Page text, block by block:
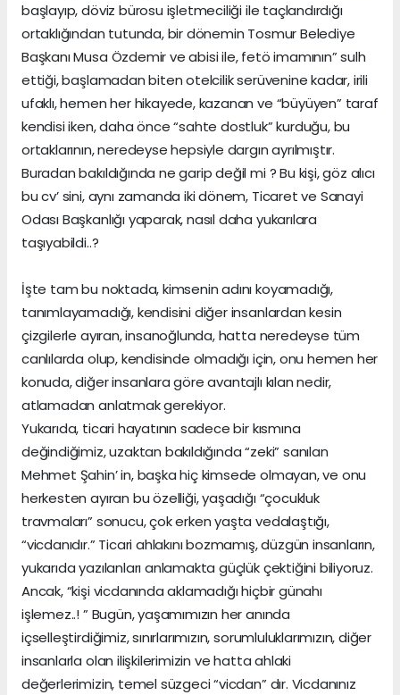
başlayıp, döviz bürosu işletmeciliği ile taçlandırdığı
ortaklığından tutunda, bir dönemin Tosmur Belediye
Başkanı Musa Özdemir ve abisi ile, fetö imamının” sulh
ettiği, başlamadan biten otelcilik serüvenine kadar, irili
ufaklı, hemen her hikayede, kazanan ve “büyüyen” taraf
kendisi iken, daha önce “sahte dostluk” kurduğu, bu
ortaklarının, neredeyse hepsiyle dargın ayrılmıştır.
Buradan bakıldığında ne garip değil mi ? Bu kişi, göz alıcı
bu cv’ sini, aynı zamanda iki dönem, Ticaret ve Sanayi
Odası Başkanlığı yaparak, nasıl daha yukarılara
taşıyabildi..?
İşte tam bu noktada, kimsenin adını koyamadığı,
tanımlayamadığı, kendisini diğer insanlardan kesin
çizgilerle ayıran, insanoğlunda, hatta neredeyse tüm
canlılarda olup, kendisinde olmadığı için, onu hemen her
konuda, diğer insanlara göre avantajlı kılan nedir,
atlamadan anlatmak gerekiyor.
Yukarıda, ticari hayatının sadece bir kısmına
değindiğimiz, uzaktan bakıldığında “zeki” sanılan
Mehmet Şahin’ in, başka hiç kimsede olmayan, ve onu
herkesten ayıran bu özelliği, yaşadığı “çocukluk
travmaları” sonucu, çok erken yaşta vedalaştığı,
“vicdanıdır.” Ticari ahlakını bozmamış, düzgün insanların,
yukarıda yazılanları anlamakta güçlük çektiğini biliyoruz.
Ancak, “kişi vicdanında aklamadığı hiçbir günahı
işlemez..! ” Bugün, yaşamımızın her anında
içselleştirdiğimiz, sınırlarımızın, sorumluluklarımızın, diğer
insanlarla olan ilişkilerimizin ve hatta ahlaki
değerlerimizin, temel süzgeci “vicdan” dır. Vicdanınız